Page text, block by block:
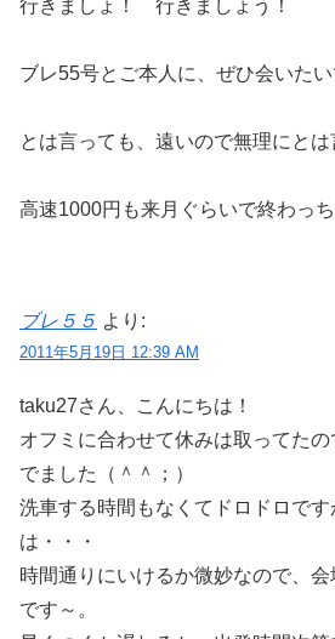
行きましょ！ 行きましょう！
ブレ55号とご本人に、ぜひ会いたい
とは言っても、遠いので無理にとは
高速1000円も来月ぐらいで終わっち
ブレ５５ より:
2011年5月19日 12:39 AM
taku27さん、こんにちは！
オフミに合わせて休みは取ってた
でました（＾＾；）
洗車する時間もなくてドロドロで
は・・・
時間通りにいけるか微妙なので、
です～。